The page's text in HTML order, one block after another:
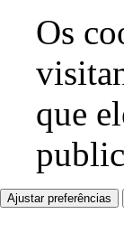
Os
que
Ajustar preferências